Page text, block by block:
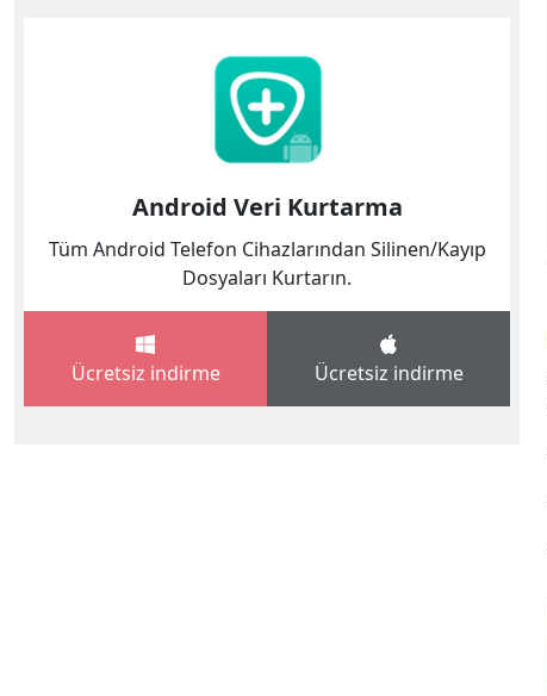
Android Veri Kurtarma
Tüm Android Telefon Cihazlarından Silinen/Kayıp
Dosyaları Kurtarın.
Ücretsiz indirme Ücretsiz indirme